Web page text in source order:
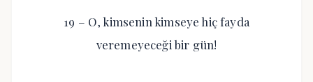
19 – O, kimsenin kimseye hiç fayda
veremeyeceği bir gün!